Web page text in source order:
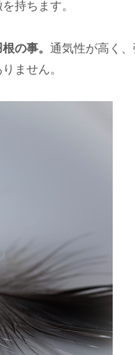
持ちます。
の事。 通気性が高く
ません。